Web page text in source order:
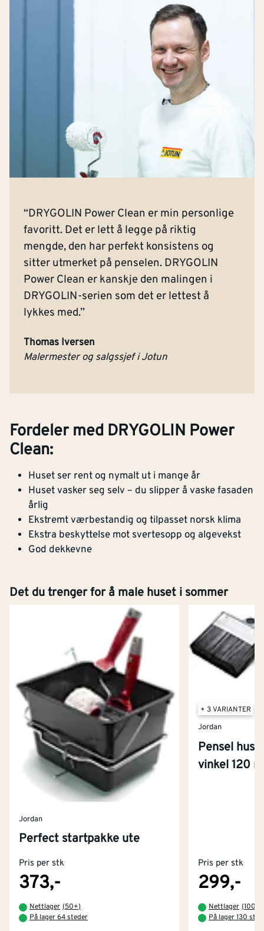
“DRYGOLIN Power Clean er min personlige
favoritt. Det er lett å legge på riktig
mengde, den har perfekt konsistens og
sitter utmerket på penselen. DRYGOLIN
Power Clean er kanskje den malingen i
DRYGOLIN-serien som det er lettest å
lykkes med.”
Thomas Iversen
Malermester og salgssjef i Jotun
Fordeler med DRYGOLIN Power
Clean:
Huset ser rent og nymalt ut i mange år
Huset vasker seg selv – du slipper å vaske fasaden
årlig
Ekstremt værbestandig og tilpasset norsk klima
Ekstra beskyttelse mot svertesopp og algevekst
God dekkevne
Det du trenger for å male huset i sommer
Jordan
Perfect startpakke ute
Pris per stk
373,-
Nettlager (50+)
På lager 64 steder
+ 3 VARIANTER
Jordan
Pensel
vinkel 120
Pris per stk
299,-
Nettlager (100+
På lager 130